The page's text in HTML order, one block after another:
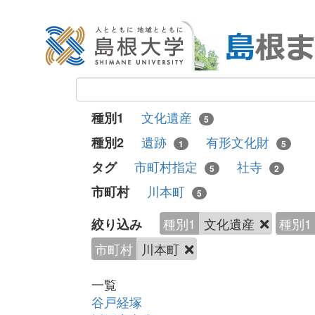
種別1 文化遺産 5
種別2 遺跡 1 有形文化財 5
タグ 市町村指定 5 社寺 2
市町村 川本町 5
絞り込み 種別1 文化遺産
種別1
市町村 川本町
一覧
谷戸経塚